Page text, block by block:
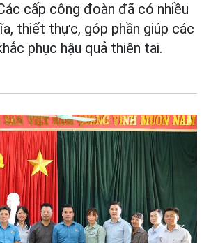
cấp công đoàn đã có nhiều
thiết thực, góp phần giúp các
phục hậu quả thiên tai.